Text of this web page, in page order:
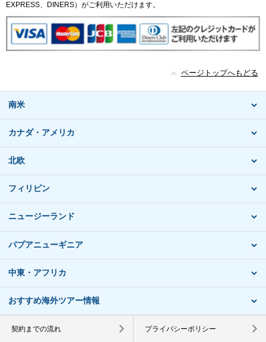
EXPRESS、DINERS）がご利用いただけます。
ページトップへもどる
南米
カナダ・アメリカ
北欧
フィリピン
ニュージーランド
パプアニューギニア
中東・アフリカ
おすすめ海外ツアー情報
契約までの流れ プライバシーポリシー